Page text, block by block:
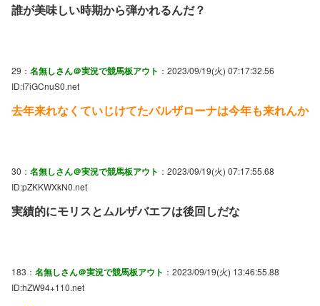
誰が美味しい時期から弾かれるんだ？
29： 名無しさん＠実況で競馬板アウト ：2023/09/19(火) 07:17:32.56
ID:I7iGCnuS0.net
去年来れなくていじけてたバルザローナは今年も来れんか
30： 名無しさん＠実況で競馬板アウト ：2023/09/19(火) 07:17:55.68
ID:pZKKWXkN0.net
実績的にモリスとムルザバエフは後回しだな
183： 名無しさん＠実況で競馬板アウト ：2023/09/19(火) 13:46:55.88
ID:hZW94+110.net